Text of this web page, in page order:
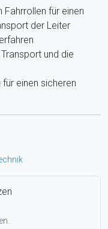
für einen
der Leiter
und die
einen sicheren